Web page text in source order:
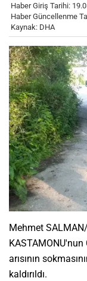
Haber Giriş Tarihi:
Haber Güncellenme
Kaynak: DHA
Mehmet
arısının
kaldırıldı.